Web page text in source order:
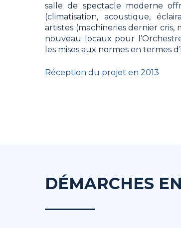
salle de spectacle moderne
(climatisation, acoustique,
artistes (machineries dernier
nouveau locaux pour
les mises aux normes en termes
Réception du projet en 2013
DÉMARCHES